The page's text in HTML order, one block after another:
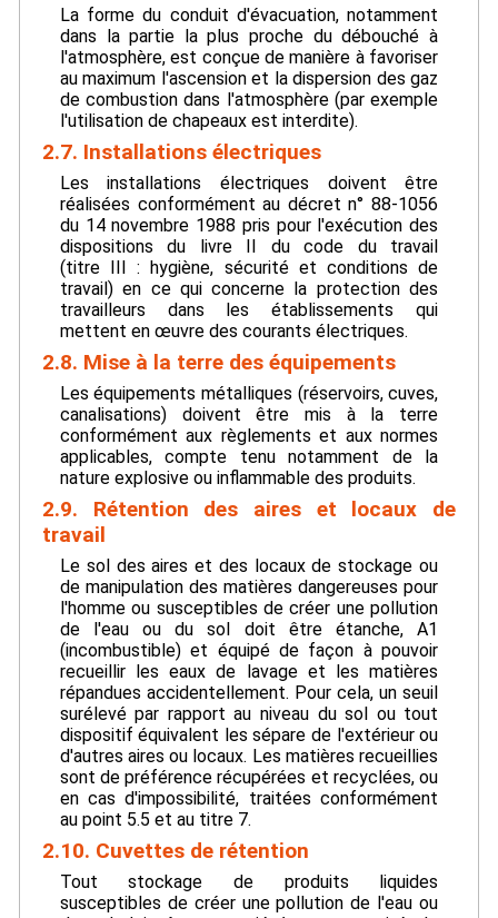
La forme du conduit d'évacuation, notamment
dans la partie la plus proche du débouché à
l'atmosphère, est conçue de manière à favoriser
au maximum l'ascension et la dispersion des gaz
de combustion dans l'atmosphère (par exemple
l'utilisation de chapeaux est interdite).
2.7. Installations électriques
Les installations électriques doivent être
réalisées conformément au décret n° 88-1056
du 14 novembre 1988 pris pour l'exécution des
dispositions du livre II du code du travail
(titre III : hygiène, sécurité et conditions de
travail) en ce qui concerne la protection des
travailleurs dans les établissements qui
mettent en œuvre des courants électriques.
2.8. Mise à la terre des équipements
Les équipements métalliques (réservoirs, cuves,
canalisations) doivent être mis à la terre
conformément aux règlements et aux normes
applicables, compte tenu notamment de la
nature explosive ou inflammable des produits.
2.9. Rétention des aires et locaux de
travail
Le sol des aires et des locaux de stockage ou
de manipulation des matières dangereuses pour
l'homme ou susceptibles de créer une pollution
de l'eau ou du sol doit être étanche, A1
(incombustible) et équipé de façon à pouvoir
recueillir les eaux de lavage et les matières
répandues accidentellement. Pour cela, un seuil
surélevé par rapport au niveau du sol ou tout
dispositif équivalent les sépare de l'extérieur ou
d'autres aires ou locaux. Les matières recueillies
sont de préférence récupérées et recyclées, ou
en cas d'impossibilité, traitées conformément
au point 5.5 et au titre 7.
2.10. Cuvettes de rétention
Tout stockage de produits liquides
susceptibles de créer une pollution de l'eau ou